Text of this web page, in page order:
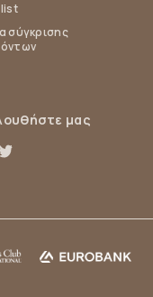
σύγκρισης
μας